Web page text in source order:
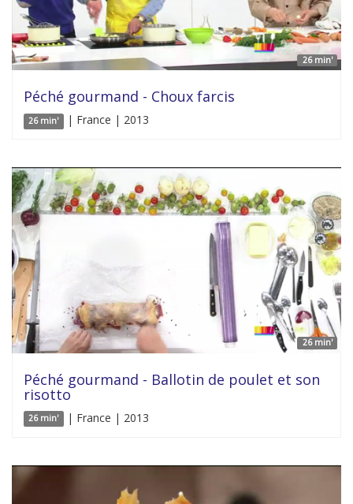
26 min'
Péché gourmand - Choux farcis
26 min' | France | 2013
26 min'
Péché gourmand - Ballotin de poulet et son
risotto
26 min' | France | 2013